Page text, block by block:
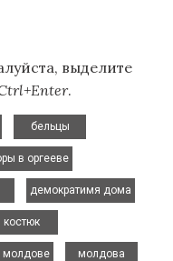
выделите
.
бельцы
в оргееве
демократимя дома
костюк
молдове
молдова